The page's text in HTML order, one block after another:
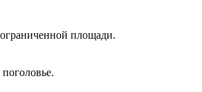
площади.